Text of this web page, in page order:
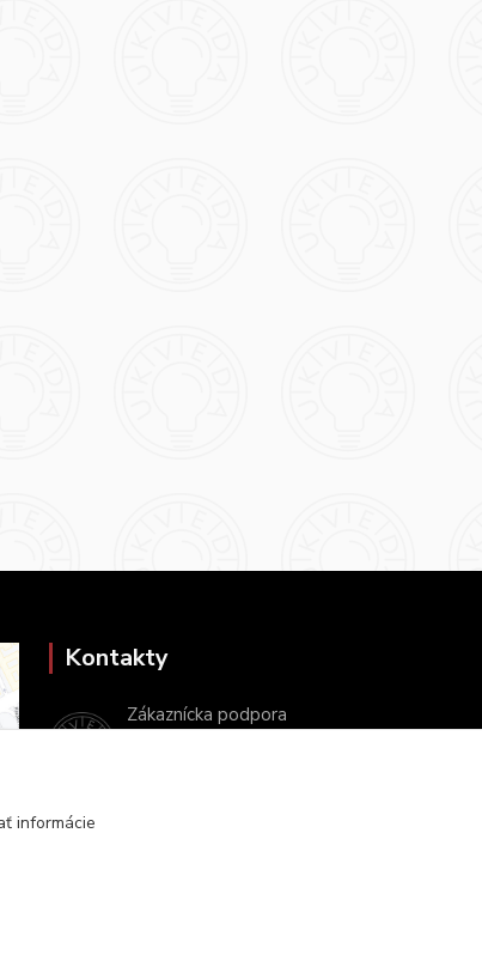
Kontakty
Zákaznícka podpora
ukveda@uniba.sk
informácie